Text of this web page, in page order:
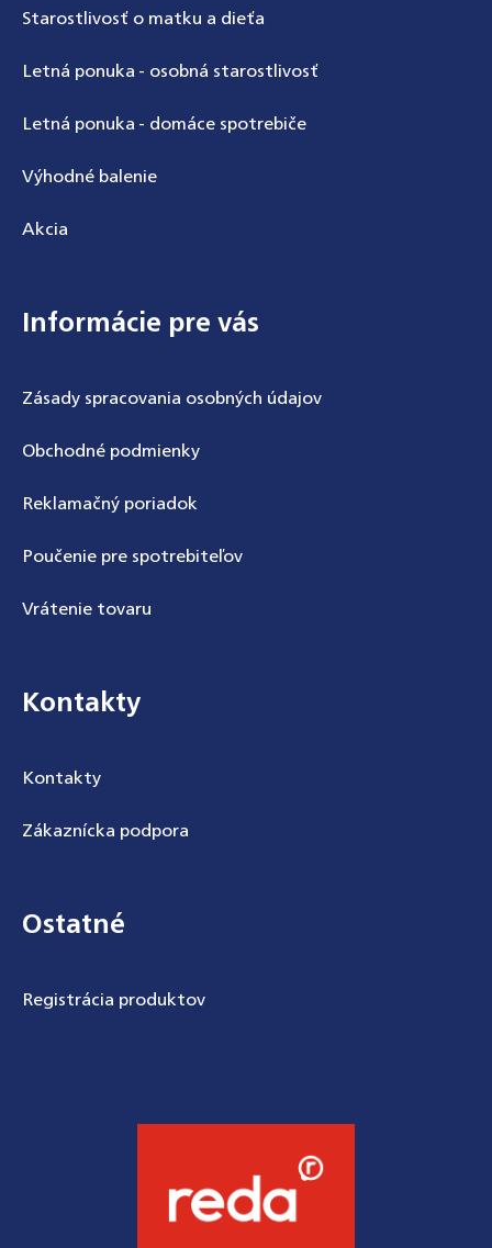
Starostlivosť o matku a dieťa
Letná ponuka - osobná starostlivosť
Letná ponuka - domáce spotrebiče
Výhodné balenie
Akcia
Informácie pre vás
Zásady spracovania osobných údajov
Obchodné podmienky
Reklamačný poriadok
Poučenie pre spotrebiteľov
Vrátenie tovaru
Kontakty
Kontakty
Zákaznícka podpora
Ostatné
Registrácia produktov